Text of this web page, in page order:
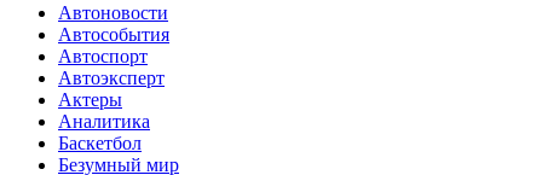
Автоновости
Автособытия
Автоспорт
Автоэксперт
Актеры
Аналитика
Баскетбол
Безумный мир